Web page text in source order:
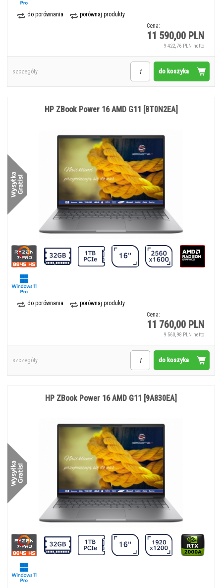
do porównania
porównaj produkty
Cena:
11 590,00 PLN
9 422,76 PLN netto
do koszyka
szczegóły
do porównania
porównaj produkty
Cena:
11 760,00 PLN
9 560,98 PLN netto
HP ZBook Power 16 AMD G11 [8T0N2EA]
do koszyka
szczegóły
HP ZBook Power 16 AMD G11 [9A830EA]